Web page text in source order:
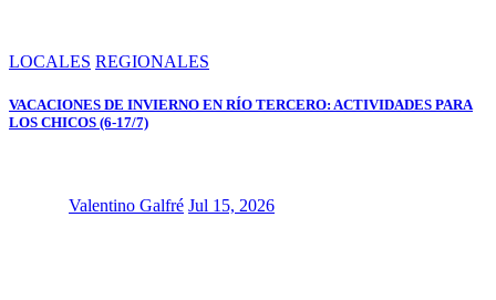
LOCALES REGIONALES
VACACIONES DE INVIERNO EN RÍO TERCERO: ACTIVIDADES PARA
LOS CHICOS (6-17/7)
Valentino Galfré Jul 15, 2026